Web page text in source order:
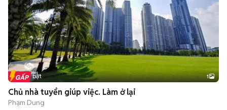
Tin nổi bật 1
Chủ nhà tuyển giúp việc. Làm ở lại
Phạm Dung